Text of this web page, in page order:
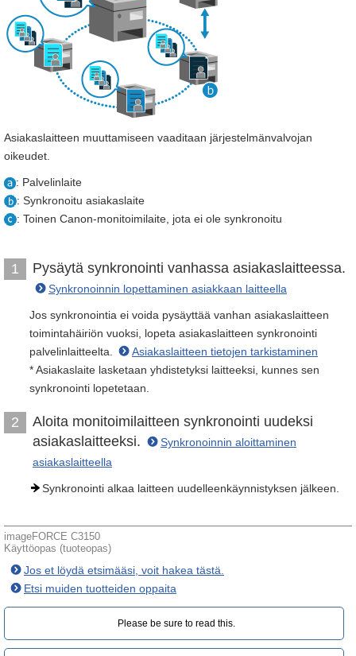
Asiakaslaitteen muuttamiseen vaaditaan järjestelmänvalvojan
oikeudet.
: Palvelinlaite
: Synkronoitu asiakaslaite
: Toinen Canon-monitoimilaite, jota ei ole synkronoitu
1 Pysäytä synkronointi vanhassa asiakaslaitteessa.
Synkronoinnin lopettaminen asiakkaan laitteella
Jos synkronointia ei voida pysäyttää vanhan asiakaslaitteen
toimintahäiriön vuoksi, lopeta asiakaslaitteen synkronointi
palvelinlaitteelta.
Asiakaslaitteen tietojen tarkistaminen
* Asiakaslaite lasketaan yhdistetyksi laitteeksi, kunnes sen
synkronointi lopetetaan.
2
Aloita monitoimilaitteen synkronointi uudeksi
asiakaslaitteeksi.
Synkronoinnin aloittaminen
asiakaslaitteella
Synkronointi alkaa laitteen uudelleenkäynnistyksen jälkeen.
imageFORCE C3150
Käyttöopas (tuoteopas)
Jos et löydä etsimääsi, voit hakea tästä.
Etsi muiden tuotteiden oppaita
Please be sure to read this.‎